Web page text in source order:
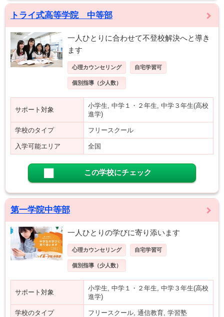
トライ式高等学院 中等部
一人ひとりに合わせて不登校解決へと導き
ます
心理カウンセリング 自宅学習可
個別指導（少人数）
サポート対象
小学生, 中学１・２年生, 中学３年生(高校
進学)
学校のタイプ フリースクール
入学可能エリア 全国
この学校にチェック
第一学院中等部
一人ひとりの学びに寄り添います
心理カウンセリング 自宅学習可
個別指導（少人数）
サポート対象
小学生, 中学１・２年生, 中学３年生(高校
進学)
学校のタイプ フリースクール, 通信教育, 学習塾